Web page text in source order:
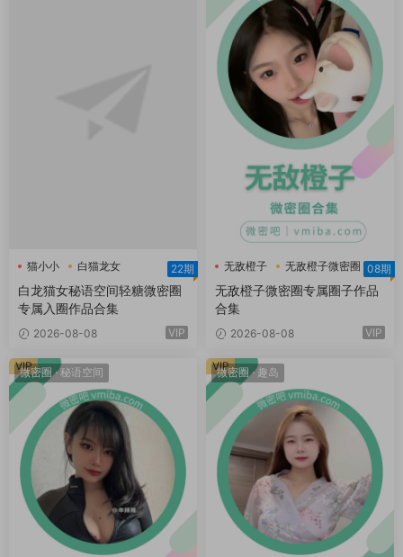
猫小小
白猫龙女
白猫龙女轻糖乐园
22期
白龙猫女秘语空间轻糖微密圈
专属入圈作品合集
2026-08-08 VIP
无敌橙子 无敌橙子微密圈 08期
无敌橙子微密圈专属圈子作品
合集
2026-08-08 VIP
微密圈·秘语空间
VIP 微密圈·趣岛
VIP